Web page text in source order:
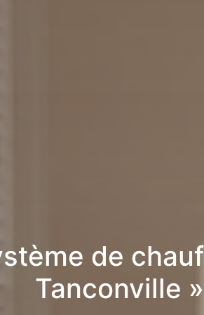
de
Tanconville